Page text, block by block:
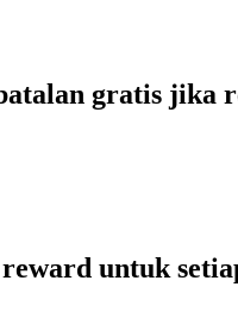
gratis jika
untuk